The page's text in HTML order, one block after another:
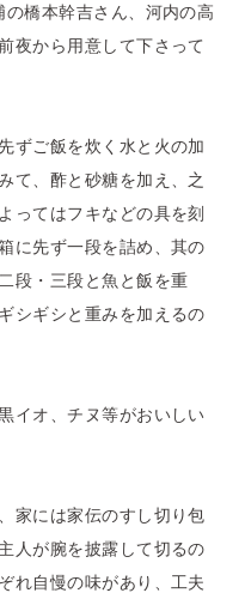
の橋本幹吉さん、河内の高
夜から用意して下さって
ずご飯を炊く水と火の加
て、酢と砂糖を加え、之
ってはフキなどの具を刻
に先ず一段を詰め、其の
段・三段と魚と飯を重
シギシと重みを加えるの
イオ、チヌ等がおいしい
家には家伝のすし切り包
人が腕を披露して切るの
れ自慢の味があり、工夫